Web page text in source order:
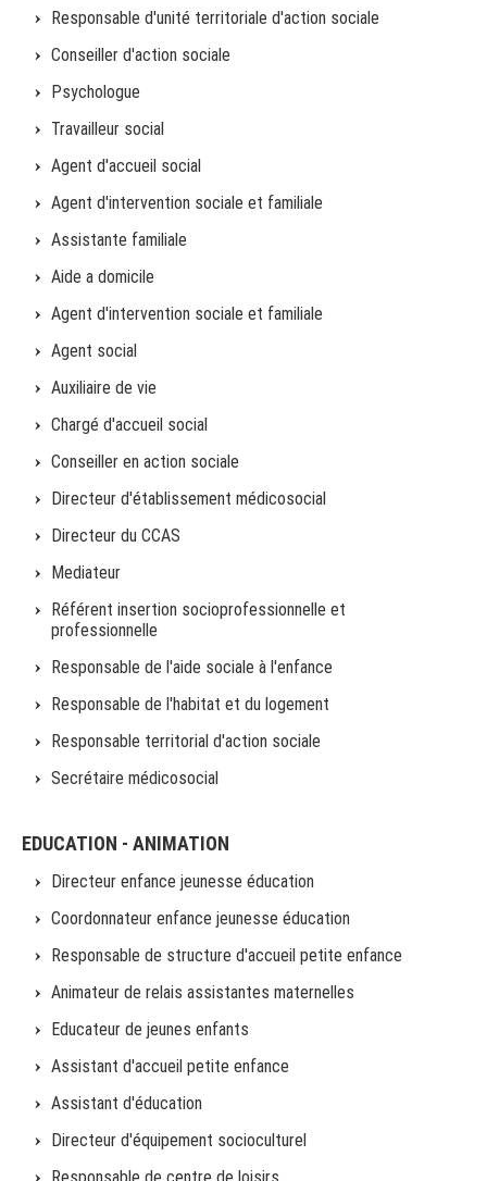
Responsable d'unité territoriale d'action sociale
Conseiller d'action sociale
Psychologue
Travailleur social
Agent d'accueil social
Agent d'intervention sociale et familiale
Assistante familiale
Aide a domicile
Agent d'intervention sociale et familiale
Agent social
Auxiliaire de vie
Chargé d'accueil social
Conseiller en action sociale
Directeur d'établissement médicosocial
Directeur du CCAS
Mediateur
Référent insertion socioprofessionnelle et
professionnelle
Responsable de l'aide sociale à l'enfance
Responsable de l'habitat et du logement
Responsable territorial d'action sociale
Secrétaire médicosocial
EDUCATION - ANIMATION
Directeur enfance jeunesse éducation
Coordonnateur enfance jeunesse éducation
Responsable de structure d'accueil petite enfance
Animateur de relais assistantes maternelles
Educateur de jeunes enfants
Assistant d'accueil petite enfance
Assistant d'éducation
Directeur d'équipement socioculturel